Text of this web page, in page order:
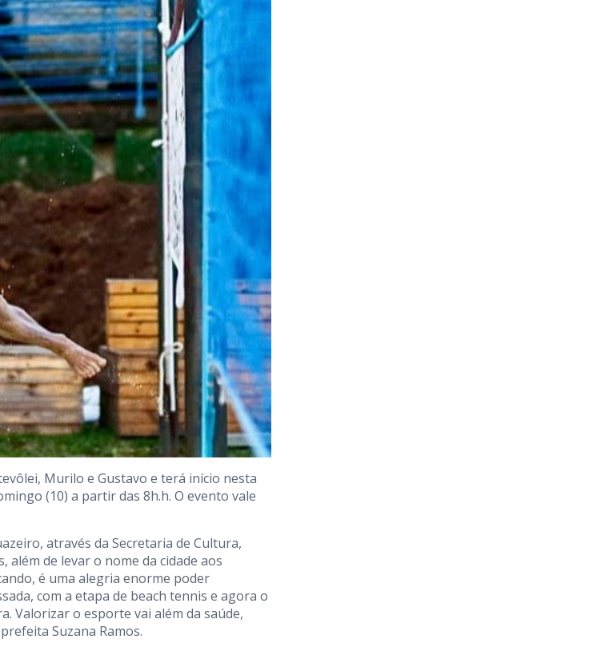
Murilo e Gustavo e terá início nesta
(10) a partir das 8h.h. O evento vale
através da Secretaria de Cultura,
de levar o nome da cidade aos
é uma alegria enorme poder
com a etapa de beach tennis e agora o
Valorizar o esporte vai além da saúde,
Suzana Ramos.